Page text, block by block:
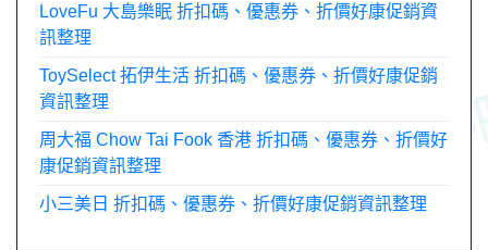
LoveFu 大島樂眠 折扣碼、優惠券、折價好康促銷資
訊整理
ToySelect 拓伊生活 折扣碼、優惠券、折價好康促銷
資訊整理
周大福 Chow Tai Fook 香港 折扣碼、優惠券、折價好
康促銷資訊整理
小三美日 折扣碼、優惠券、折價好康促銷資訊整理